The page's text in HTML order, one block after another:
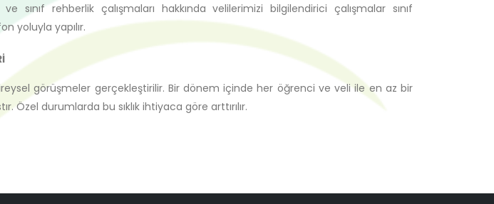
ve sınıf rehberlik çalışmaları hakkında velilerimizi bilgilendirici çalışmalar sınıf
yoluyla yapılır.
görüşmeler gerçekleştirilir. Bir dönem içinde her öğrenci ve veli ile en az bir
Özel durumlarda bu sıklık ihtiyaca göre arttırılır.